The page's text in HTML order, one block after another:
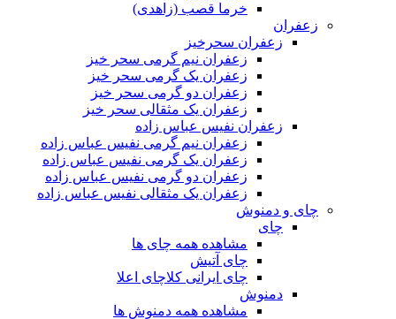
خرما قصب (زاهدی)
زعفران
زعفران سحرخیز
زعفران نیم گرمی سحر خیز
زعفران یک گرمی سحر خیز
زعفران دو گرمی سحر خیز
زعفران یک مثقالی سحر خیز
زعفران نفیس عباس زاده
زعفران نیم گرمی نفیس عباس زاده
زعفران یک گرمی نفیس عباس زاده
زعفران دو گرمی نفیس عباس زاده
زعفران یک مثقالی نفیس عباس زاده
چای و دمنوش
چای
مشاهده همه چای ها
چای آتیش
چای ایرانی کلاچای اعلا
دمنوش
مشاهده همه دمنوش ها